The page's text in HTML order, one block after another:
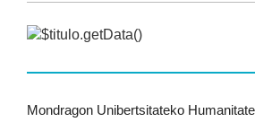
Mondragon Unibertsitateko